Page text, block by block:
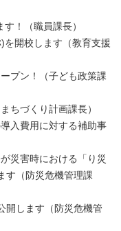
！（職員課長）
を開校します（教育支援
プン！（子ども政策課
ちづくり計画課長）
入費用に対する補助事
災害時における「り災
す（防災危機管理課
開します（防災危機管